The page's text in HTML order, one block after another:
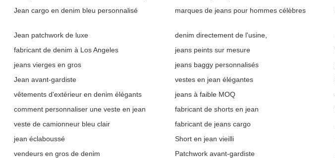
Jean cargo en denim bleu personnalisé
marques de jeans pour hommes célèbres
Jean patchwork de luxe
denim directement de l'usine,
fabricant de denim à Los Angeles
jeans peints sur mesure
jeans vierges en gros
jeans baggy personnalisés
Jean avant-gardiste
vestes en jean élégantes
vêtements d'extérieur en denim élégants
jeans à faible MOQ
comment personnaliser une veste en jean
fabricant de shorts en jean
veste de camionneur bleu clair
fabricant de jeans cargo
jean éclaboussé
Short en jean vieilli
vendeurs en gros de denim
Patchwork avant-gardiste